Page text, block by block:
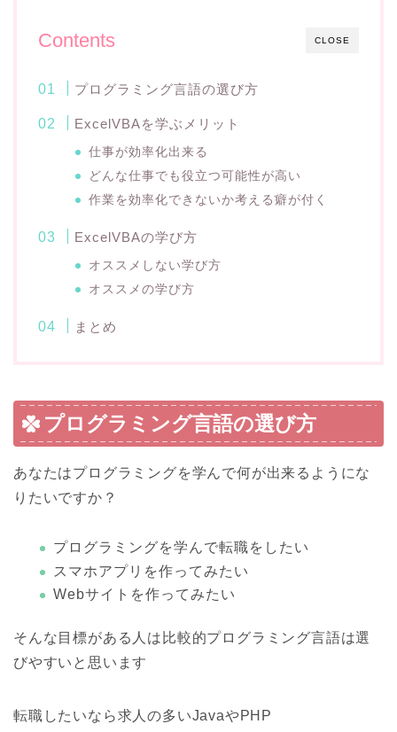
CLOSE
Contents
プログラミング言語の選び方
ExcelVBAを学ぶメリット
仕事が効率化出来る
どんな仕事でも役立つ可能性が高い
作業を効率化できないか考える癖が付く
ExcelVBAの学び方
オススメしない学び方
オススメの学び方
まとめ
プログラミング言語の選び方
あなたはプログラミングを学んで何が出来るようにな
りたいですか？
プログラミングを学んで転職をしたい
スマホアプリを作ってみたい
Webサイトを作ってみたい
そんな目標がある人は比較的プログラミング言語は選
びやすいと思います
転職したいなら求人の多いJavaやPHP